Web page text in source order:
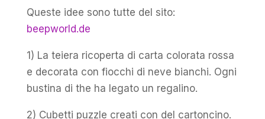
Queste idee sono tutte del sito:
beepworld.de
1) La teiera ricoperta di carta colorata rossa
e decorata con fiocchi di neve bianchi. Ogni
bustina di the ha legato un regalino.
2) Cubetti puzzle creati con del cartoncino.